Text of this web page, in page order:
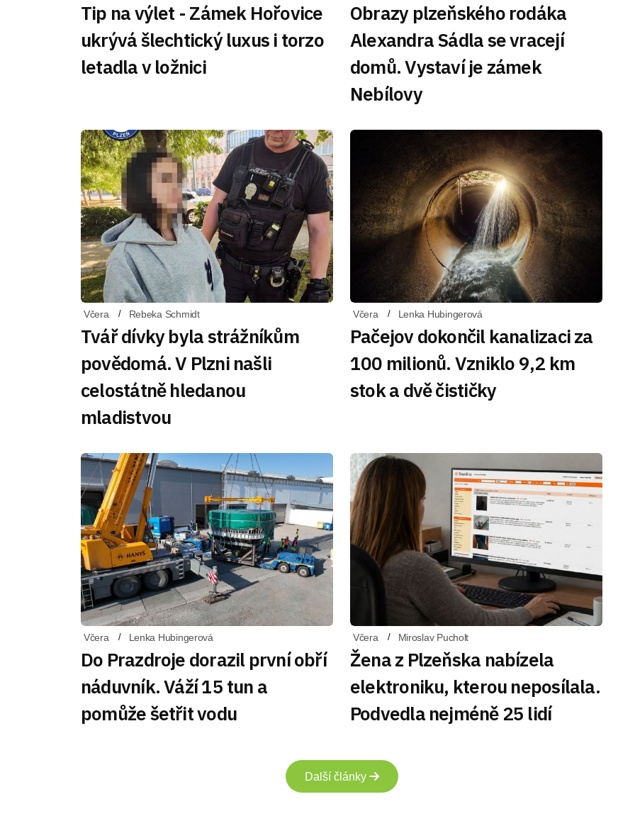
Tip na výlet - Zámek Hořovice
ukrývá šlechtický luxus i torzo
letadla v ložnici
Obrazy plzeňského rodáka
Alexandra Sádla se vracejí
domů. Vystaví je zámek
Nebílovy
Včera Rebeka Schmidt
Tvář dívky byla strážníkům
povědomá. V Plzni našli
celostátně hledanou
mladistvou
Včera Lenka Hubingerová
Pačejov dokončil kanalizaci za
100 milionů. Vzniklo 9,2 km
stok a dvě čističky
Včera Lenka Hubingerová
Do Prazdroje dorazil první obří
náduvník. Váží 15 tun a
pomůže šetřit vodu
Včera Miroslav Pucholt
Žena z Plzeňska nabízela
elektroniku, kterou neposílala.
Podvedla nejméně 25 lidí
Další články